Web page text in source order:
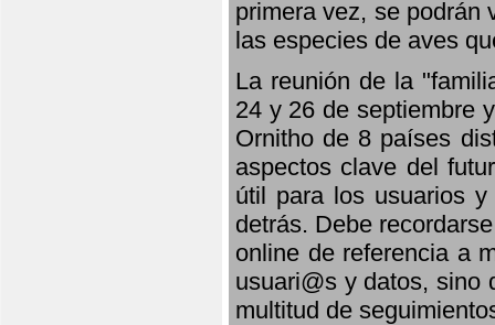
primera vez, se podrán
las especies de aves
La reunión de la
24 y 26 de septiembre
Ornitho de 8 países
aspectos clave del
útil para los usuarios
detrás. Debe
online de referencia a
usuari@s y datos, sino
multitud de